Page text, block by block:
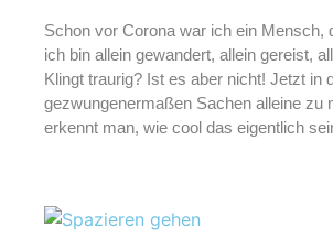
Schon vor Corona war ich ein Mensch,
ich bin allein gewandert, allein gereist,
Klingt traurig? Ist es aber nicht! Jetzt in
gezwungenermaßen Sachen alleine zu
erkennt man, wie cool das eigentlich